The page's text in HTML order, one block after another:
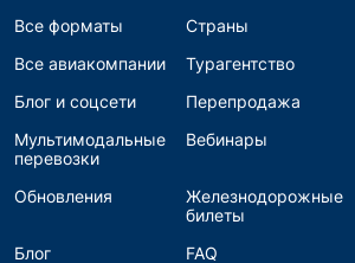
Все форматы Страны
Все авиакомпании
Турагентство
Блог и соцсети
Перепродажа
Мультимодальные
перевозки
Вебинары
Обновления
Железнодорожные
билеты
Блог FAQ